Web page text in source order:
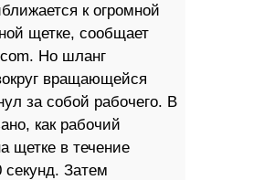
к огромной
щетке, сообщает
Но шланг
вращающейся
за собой рабочего. В
как рабочий
щетке в течение
секунд. Затем